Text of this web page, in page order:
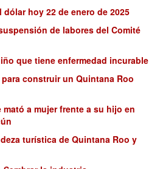
dólar hoy 22 de enero de 2025
de labores del Comité
que tiene enfermedad incurable
construir un Quintana Roo
a mujer frente a su hijo en
turística de Quintana Roo y